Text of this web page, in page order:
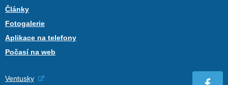
Články
Fotogalerie
Aplikace na telefony
Počasí na web
Ventusky